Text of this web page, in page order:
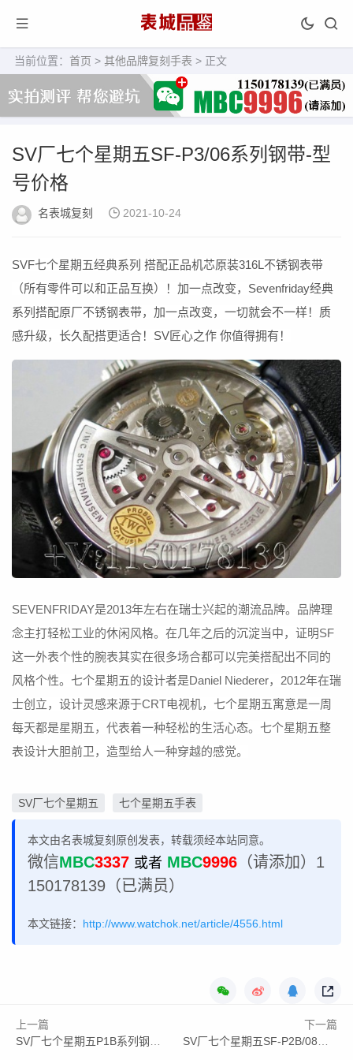
当前位置： 首页 > 其他品牌复刻手表 > 正文
SV厂七个星期五SF-P3/06系列钢带-型
号价格
名表城复刻 2021-10-24
SVF七个星期五经典系列 搭配正品机芯原装316L不锈钢表带
（所有零件可以和正品互换）！加一点改变，Sevenfriday经典
系列搭配原厂不锈钢表带，加一点改变，一切就会不一样！质
感升级，长久配搭更适合！SV匠心之作 你值得拥有！
SEVENFRIDAY是2013年左右在瑞士兴起的潮流品牌。品牌理
念主打轻松工业的休闲风格。在几年之后的沉淀当中，证明SF
这一外表个性的腕表其实在很多场合都可以完美搭配出不同的
风格个性。 七个星期五的设计者是Daniel Niederer，2012年在瑞
士创立，设计灵感来源于CRT电视机，七个星期五寓意是一周
每天都是星期五，代表着一种轻松的生活心态。七个星期五整
表设计大胆前卫，造型给人一种穿越的感觉。
SV厂七个星期五 七个星期五手表
本文由名表城复刻原创发表，转载须经本站同意。
微信MBC3337 或者 MBC9996 （请添加）1
150178139（已满员）
本文链接： http://www.watchok.net/article/4556.html
上一篇
SV厂七个星期五P1B系列钢带-型号价格
下一篇
SV厂七个星期五SF-P2B/08金壳钢带-型号价格